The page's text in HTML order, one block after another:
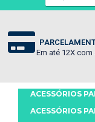
Em até 12X com
ACESSÓRIOS
ACESSÓRIOS